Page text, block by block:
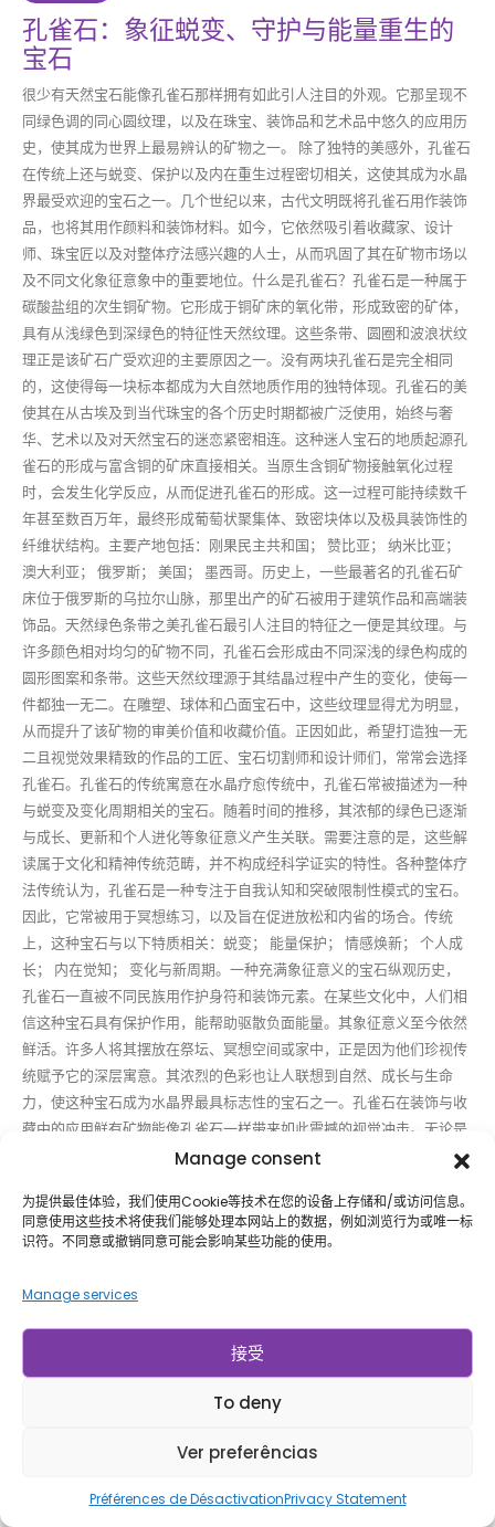
Manage consent
为提供最佳体验，我们使用Cookie等技术在您的设备上存储和/或访问信息。
同意使用这些技术将使我们能够处理本网站上的数据，例如浏览行为或唯一标
识符。不同意或撤销同意可能会影响某些功能的使用。
Manage services
接受
To deny
Ver preferências
Préférences de DésactivationPrivacy Statement
孔雀石：象征蜕变、守护与能量重生的
宝石
很少有天然宝石能像孔雀石那样拥有如此引人注目的外观。它那呈现不
同绿色调的同心圆纹理，以及在珠宝、装饰品和艺术品中悠久的应用历
史，使其成为世界上最易辨认的矿物之一。 除了独特的美感外，孔雀石
在传统上还与蜕变、保护以及内在重生过程密切相关，这使其成为水晶
界最受欢迎的宝石之一。几个世纪以来，古代文明既将孔雀石用作装饰
品，也将其用作颜料和装饰材料。如今，它依然吸引着收藏家、设计
师、珠宝匠以及对整体疗法感兴趣的人士，从而巩固了其在矿物市场以
及不同文化象征意象中的重要地位。什么是孔雀石？孔雀石是一种属于
碳酸盐组的次生铜矿物。它形成于铜矿床的氧化带，形成致密的矿体，
具有从浅绿色到深绿色的特征性天然纹理。这些条带、圆圈和波浪状纹
理正是该矿石广受欢迎的主要原因之一。没有两块孔雀石是完全相同
的，这使得每一块标本都成为大自然地质作用的独特体现。孔雀石的美
使其在从古埃及到当代珠宝的各个历史时期都被广泛使用，始终与奢
华、艺术以及对天然宝石的迷恋紧密相连。这种迷人宝石的地质起源孔
雀石的形成与富含铜的矿床直接相关。当原生含铜矿物接触氧化过程
时，会发生化学反应，从而促进孔雀石的形成。这一过程可能持续数千
年甚至数百万年，最终形成葡萄状聚集体、致密块体以及极具装饰性的
纤维状结构。主要产地包括：刚果民主共和国； 赞比亚； 纳米比亚；
澳大利亚； 俄罗斯； 美国； 墨西哥。历史上，一些最著名的孔雀石矿
床位于俄罗斯的乌拉尔山脉，那里出产的矿石被用于建筑作品和高端装
饰品。天然绿色条带之美孔雀石最引人注目的特征之一便是其纹理。与
许多颜色相对均匀的矿物不同，孔雀石会形成由不同深浅的绿色构成的
圆形图案和条带。这些天然纹理源于其结晶过程中产生的变化，使每一
件都独一无二。在雕塑、球体和凸面宝石中，这些纹理显得尤为明显，
从而提升了该矿物的审美价值和收藏价值。正因如此，希望打造独一无
二且视觉效果精致的作品的工匠、宝石切割师和设计师们，常常会选择
孔雀石。孔雀石的传统寓意在水晶疗愈传统中，孔雀石常被描述为一种
与蜕变及变化周期相关的宝石。随着时间的推移，其浓郁的绿色已逐渐
与成长、更新和个人进化等象征意义产生关联。需要注意的是，这些解
读属于文化和精神传统范畴，并不构成经科学证实的特性。各种整体疗
法传统认为，孔雀石是一种专注于自我认知和突破限制性模式的宝石。
因此，它常被用于冥想练习，以及旨在促进放松和内省的场合。传统
上，这种宝石与以下特质相关：蜕变； 能量保护； 情感焕新； 个人成
长； 内在觉知； 变化与新周期。一种充满象征意义的宝石纵观历史，
孔雀石一直被不同民族用作护身符和装饰元素。在某些文化中，人们相
信这种宝石具有保护作用，能帮助驱散负面能量。其象征意义至今依然
鲜活。许多人将其摆放在祭坛、冥想空间或家中，正是因为他们珍视传
统赋予它的深层寓意。其浓烈的色彩也让人联想到自然、成长与生命
力，使这种宝石成为水晶界最具标志性的宝石之一。孔雀石在装饰与收
藏中的应用鲜有矿物能像孔雀石一样带来如此震撼的视觉冲击。无论是
雕塑、装饰盒、球体还是各类装饰品，其存在都能为任何环境增添一抹
些突出自然与独特材质的设计项目中。其中最受追捧的作品包括：抛光
球体； 切割塔形； 凸面宝石； 雕塑； 装饰盒； 收藏品。在高品质的矿
饰：优雅与独特孔雀石在珠宝领域应用广泛，尤其适用于能凸显其天然
度。由于与珠宝中使用的其他宝石相比，孔雀石是一种相对较软的矿
物，因此需要格外小心，以防止其受到撞击和划伤。尽管如此，其独特
的美感仍使其在设计师和天然宝石鉴赏家心中始终是备受推崇的选择。
将其与银、金相结合，可打造出优雅且永不过时的珠宝作品，进一步凸
显了这种宝石特有的绿色调。矿物市场与商业价值孔雀石的价值取决于
的质量。在国际市场上，具有清晰同心纹理和浓郁色泽的标本通常备受